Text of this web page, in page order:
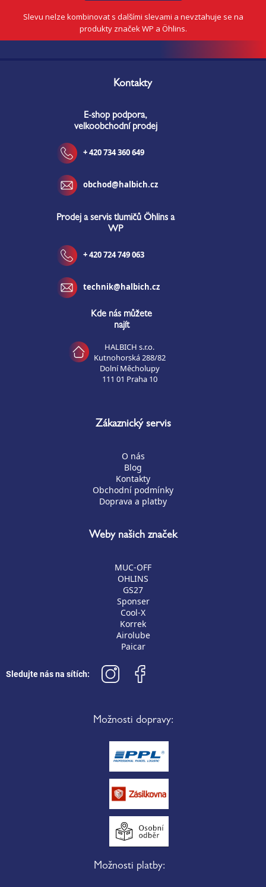
Slevu nelze kombinovat s dalšími slevami a nevztahuje se na
produkty značek WP a Öhlins.
Kontakty
E-shop podpora,
velkoobchodní prodej
+ 420 734 360 649
obchod@halbich.cz
Prodej a servis tlumičů Öhlins a
WP
+ 420 724 749 063
technik@halbich.cz
Kde nás můžete
najít
HALBICH s.r.o.
Kutnohorská 288/82
Dolní Měcholupy
111 01 Praha 10
Zákaznický servis
O nás
Blog
Kontakty
Obchodní podmínky
Doprava a platby
Weby našich značek
MUC-OFF
OHLINS
GS27
Sponser
Cool-X
Korrek
Airolube
Paicar
Sledujte nás na sítích:
Možnosti dopravy:
Možnosti platby: